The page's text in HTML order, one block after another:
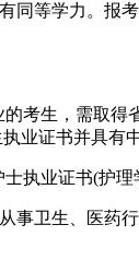
同等学力。
考生，需取
业证书并具有
执业证书(护
事卫生、医药